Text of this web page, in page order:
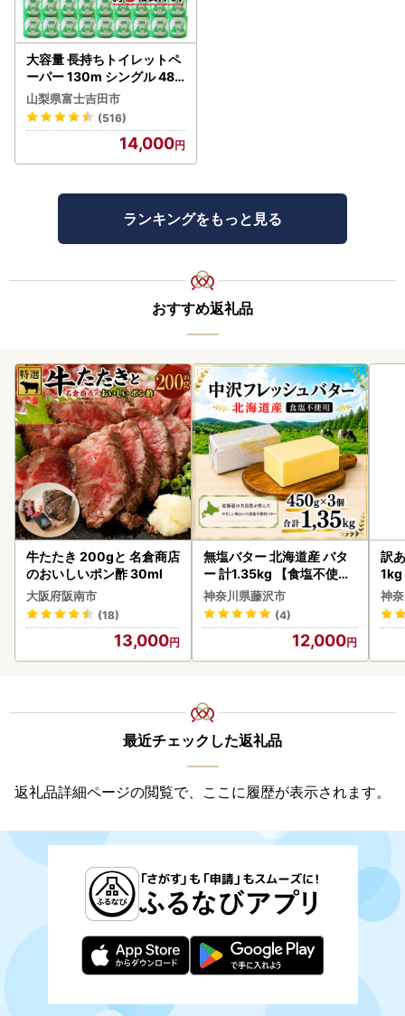
大容量 長持ちトイレットペ
ーパー 130m シングル 48R
芯なし 3倍巻 トイレット
山梨県富士吉田市
(516)
14,000
ランキングをもっと見る
おすすめ返礼品
牛たたき 200gと 名倉商店
のおいしいポン酢 30ml
大阪府阪南市
(18)
13,000
無塩バター 北海道産 バタ
ー 計1.35kg 【食塩不使用
】
神奈川県藤沢市
(4)
12,000
訳
1kg
神
最近チェックした返礼品
返礼品詳細ページの閲覧で、ここに履歴が表示されます。